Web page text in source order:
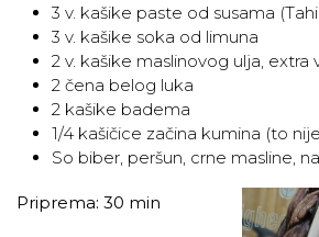
3 v. kašike paste od susama
3 v. kašike soka od limuna
2 v. kašike maslinovog ulja, extra
2 čena belog luka
2 kašike badema
1/4 kašičice začina kumina (to
So biber, peršun, crne masline,
Priprema: 30 min